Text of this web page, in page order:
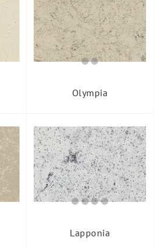
Olympia
Lapponia